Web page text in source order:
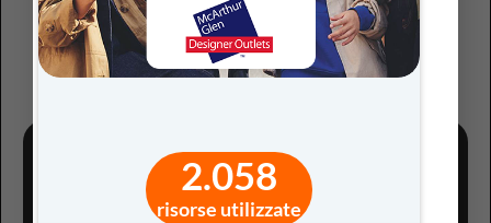
2.058
risorse utilizzate
Societari
|Privacy policy - Cookie policy